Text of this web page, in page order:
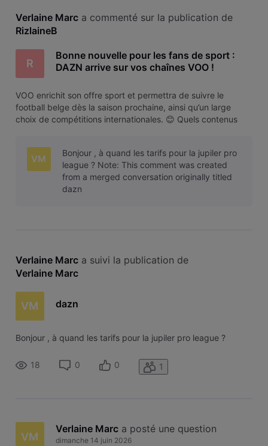
Verlaine Marc a commenté sur la publication de
RizlaineB
R
Bonne nouvelle pour les fans de sport :
DAZN arrive sur vos chaînes VOO !
VOO enrichit son offre sport et permettra de suivre le
football belge dès la saison prochaine, ainsi qu’un large
choix de compétitions internationales. 😊 Quels contenus
Super League Gra
VM
Bonjour , à quand les tarifs pour la jupiler pro
league ? Note: This comment was created
from a merged conversation originally titled
dazn
Verlaine Marc a suivi la publication de
Verlaine Marc
VM dazn
Bonjour , à quand les tarifs pour la jupiler pro league ?
18 0 0 1
VM
Verlaine Marc a posté une question
dimanche 14 juin 2026